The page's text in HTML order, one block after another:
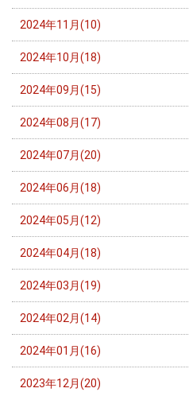
2024年11月(10)
2024年10月(18)
2024年09月(15)
2024年08月(17)
2024年07月(20)
2024年06月(18)
2024年05月(12)
2024年04月(18)
2024年03月(19)
2024年02月(14)
2024年01月(16)
2023年12月(20)